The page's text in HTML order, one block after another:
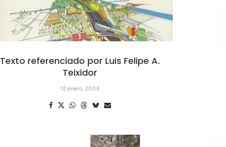
Texto referenciado por Luis Felipe A.
Teixidor
12 enero, 2008